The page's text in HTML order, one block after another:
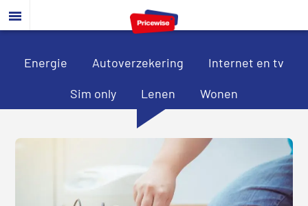
Door
naar
hoofd
Spring
naar
eerste
Spring
naar
voettekst
Energie Autoverzekering Internet en tv
Sim only Lenen Wonen